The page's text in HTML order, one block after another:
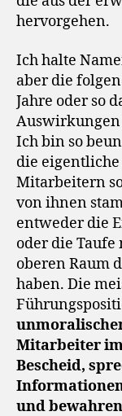
hervorgehen.
Ich halte
aber die
Jahre oder so
Auswirkungen
Ich bin so
die
Mitarbeitern
von ihnen
entweder die
oder die
oberen Raum
haben. Die
Mitarbeiter
Bescheid,
und